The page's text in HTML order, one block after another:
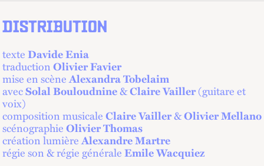
DISTRIBUTION
texteDavide Enia
traductionOlivier Favier
mise en scèneAlexandra Tobelaim
avecSolal Bouloudnine&Claire Vailler(guitare et
voix)
composition musicaleClaire Vailler&Olivier Mellano
scénographieOlivier Thomas
création lumièreAlexandre Martre
régie son & régie généraleEmile Wacquiez